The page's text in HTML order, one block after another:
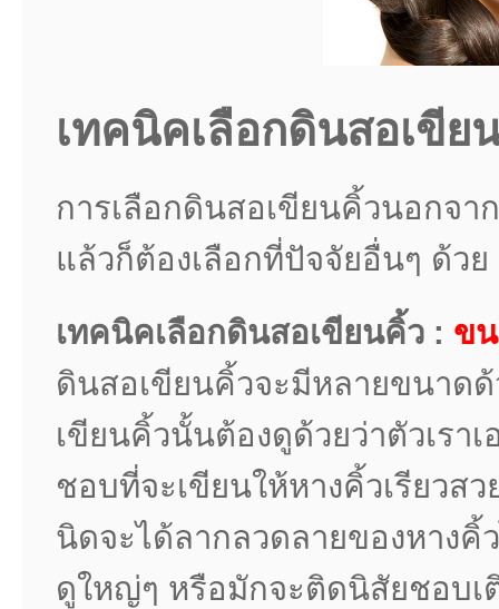
เทคนิคเลือกดินสอเขีย
การเลือกดินสอเขียนคิ้วนอกจ
แล้วก็ต้องเลือกที่ปัจจัยอื่นๆ ด้ว
เทคนิคเลือกดินสอเขียนคิ้ว : ข
ดินสอเขียนคิ้วจะมีหลายขนาด
เขียนคิ้วนั้นต้องดูด้วยว่าตัวเร
ชอบที่จะเขียนให้หางคิ้วเรียวส
นิดจะได้ลากลวดลายของหาง
ดูใหญ่ๆ หรือมักจะติดนิสัยชอบ